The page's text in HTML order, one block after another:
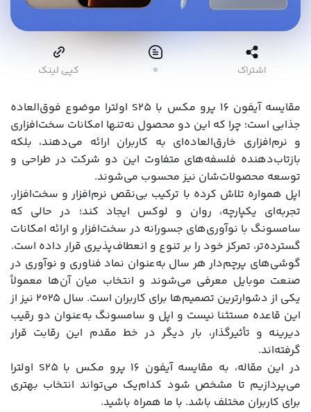
اشتراک ۰ کپی لینک
مقایسه آیفون 16 پرو مکس با S25 اولترا موضوع فوق‌العاده
جذابی است؛ چرا که این دو محصول نه‌تنها امکانات سخت‌افزاری
و نرم‌افزاری خارق‌العاده‌ای به کاربران ارائه می‌دهند، بلکه
بازتاب‌دهنده فلسفه‌های متفاوت این دو شرکت در طراحی و
توسعه محصولات‌شان نیز محسوب می‌شوند.
اپل همواره تلاش کرده با ترکیب بی‌نقص نرم‌افزار و سخت‌افزار،
تجربه‌ای یکپارچه، روان و لوکس ایجاد کند؛ در حالی که
سامسونگ با نوآوری‌های جسورانه در سخت‌افزار و ارائه امکانات
گسترده‌تر، تمرکز خود را بر تنوع و انعطاف‌پذیری قرار داده است.
گوشی‌های پرچم‌دار هر سال به‌عنوان نماد فناوری و نوآوری در
صنعت موبایل معرفی می‌شوند و انتخاب میان آن‌ها معمولاً
یکی از دشوارترین تصمیم‌ها برای کاربران است. سال ۲۰۲۵ نیز از
این قاعده مستثنا نیست و اپل و سامسونگ به‌عنوان دو رقیب
دیرینه و تأثیرگذار، بار دیگر در خط مقدم این رقابت قرار
گرفته‌اند.
در این مقاله، به مقایسه آیفون 16 پرو مکس با S25 اولترا
می‌پردازیم تا مشخص شود کدام‌یک می‌تواند انتخاب بهتری
برای کاربران مختلف باشد. با ما همراه باشید.